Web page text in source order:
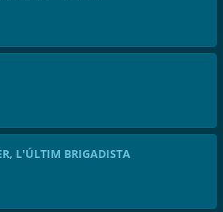
L'ÚLTIM BRIGADISTA